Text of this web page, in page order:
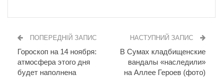
ПОПЕРЕДНІЙ ЗАПИС
Гороскоп на 14 ноября:
атмосфера этого дня
будет наполнена
НАСТУПНИЙ ЗАПИС
В Сумах кладбищенские
вандалы «наследили»
на Аллее Героев (фото)